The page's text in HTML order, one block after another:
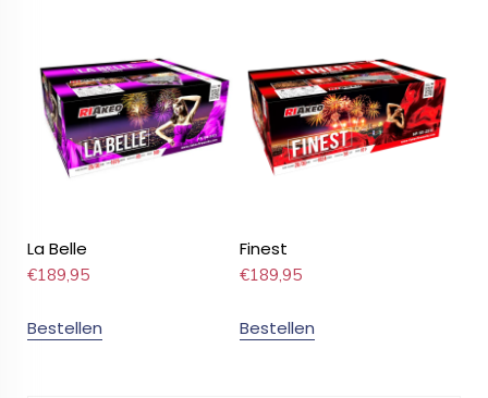
La Belle
€189,95
Bestellen
Finest
€189,95
Bestellen